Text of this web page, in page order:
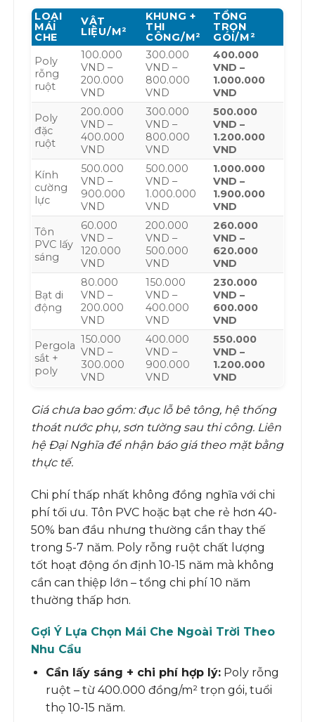
LOẠI
MÁI
CHE
VẬT
LIỆU/M²
KHUNG +
THI
CÔNG/M²
TỔNG
TRỌN
GÓI/M²
Poly
rỗng
ruột
100.000
VND –
200.000
VND
300.000
VND –
800.000
VND
400.000
VND –
1.000.000
VND
Poly
đặc
ruột
200.000
VND –
400.000
VND
300.000
VND –
800.000
VND
500.000
VND –
1.200.000
VND
Kính
cường
lực
500.000
VND –
900.000
VND
500.000
VND –
1.000.000
VND
1.000.000
VND –
1.900.000
VND
Tôn
PVC lấy
sáng
60.000
VND –
120.000
VND
200.000
VND –
500.000
VND
260.000
VND –
620.000
VND
Bạt di
động
80.000
VND –
200.000
VND
150.000
VND –
400.000
VND
230.000
VND –
600.000
VND
Pergola
sắt +
poly
150.000
VND –
300.000
VND
400.000
VND –
900.000
VND
550.000
VND –
1.200.000
VND
Giá chưa bao gồm: đục lỗ bê tông, hệ thống
thoát nước phụ, sơn tường sau thi công. Liên
hệ Đại Nghĩa để nhận báo giá theo mặt bằng
thực tế.
Chi phí thấp nhất không đồng nghĩa với chi
phí tối ưu. Tôn PVC hoặc bạt che rẻ hơn 40-
50% ban đầu nhưng thường cần thay thế
trong 5-7 năm. Poly rỗng ruột chất lượng
tốt hoạt động ổn định 10-15 năm mà không
cần can thiệp lớn – tổng chi phí 10 năm
thường thấp hơn.
Gợi Ý Lựa Chọn Mái Che Ngoài Trời Theo
Nhu Cầu
Cần lấy sáng + chi phí hợp lý:Poly rỗng
ruột – từ 400.000 đồng/m² trọn gói, tuổi
thọ 10-15 năm.